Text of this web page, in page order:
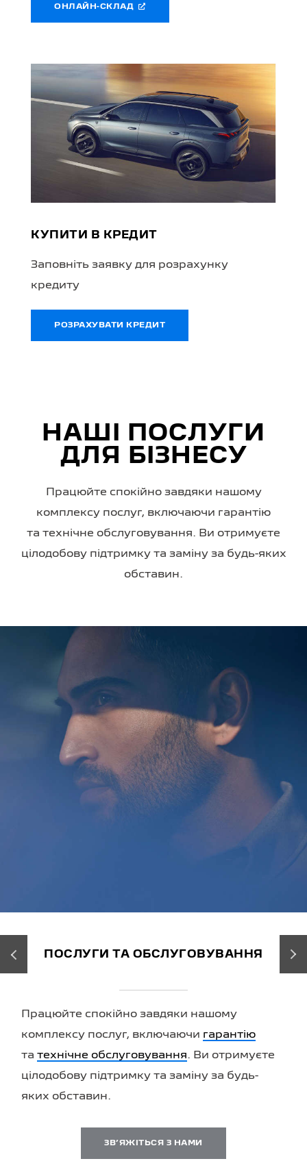
ОНЛАЙН-СКЛАД
КУПИТИ В КРЕДИТ
Заповніть заявку для розрахунку
кредиту
РОЗРАХУВАТИ КРЕДИТ
НАШІ ПОСЛУГИ
ДЛЯ БІЗНЕСУ
Працюйте спокійно завдяки нашому
комплексу послуг, включаючи гарантію
та технічне обслуговування. Ви отримуєте
цілодобову підтримку та заміну за будь-яких
обставин.
ПОСЛУГИ ТА ОБСЛУГОВУВАННЯ
Працюйте спокійно завдяки нашому
комплексу послуг, включаючи гарантію
татехнічне обслуговування. Ви отримуєте
цілодобову підтримку та заміну за будь-
яких обставин.
ЗВʼЯЖІТЬСЯ З НАМИ
‹ ›